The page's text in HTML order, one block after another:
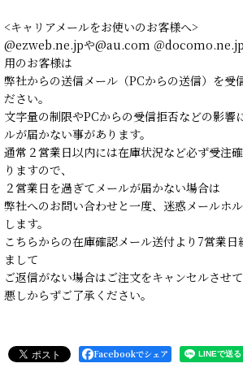
<キャリアメールをお使いのお客様へ>
@ezweb.ne.jpや@au.com ＠docomo.ne.jp
用のお客様は
弊社からの送信メール（PCからの送信）を受
ださい。
文字量の制限やPCからの受信拒否などの影響
ルが届かない事があります。
通常２営業日以内には在庫状況など必ず受注
りますので、
２営業日を過ぎてメールが届かない場合は
弊社へのお問い合わせと一度、迷惑メールホ
します。
こちらからの在庫確認メール送付より7営業
まして
ご返信がない場合はご注文をキャンセルさせて
悪しからずご了承ください。
Facebookでシェア